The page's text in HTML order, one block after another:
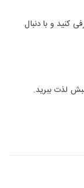
کنید و با دنبال
لذت ببرید.